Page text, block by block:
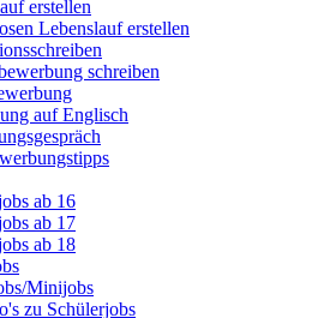
erstellen
Lebenslauf erstellen
schreiben
auf Englisch
ab 16
ab 17
ab 18
Minijobs
zu Schülerjobs